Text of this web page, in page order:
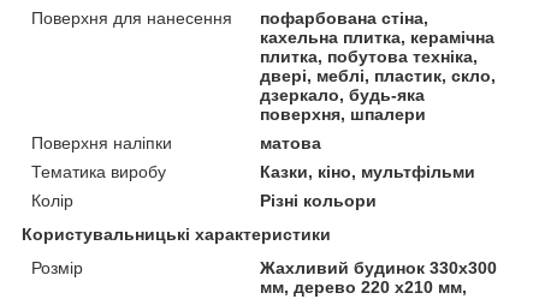
Поверхня для нанесення
пофарбована стіна,
кахельна плитка, керамічна
плитка, побутова техніка,
двері, меблі, пластик, скло,
дзеркало, будь-яка
поверхня, шпалери
Поверхня наліпки
матова
Тематика виробу
Казки, кіно, мультфільми
Колір
Різні кольори
Користувальницькі характеристики
Розмір
Жахливий будинок 330x300
мм, дерево 220 x210 мм,